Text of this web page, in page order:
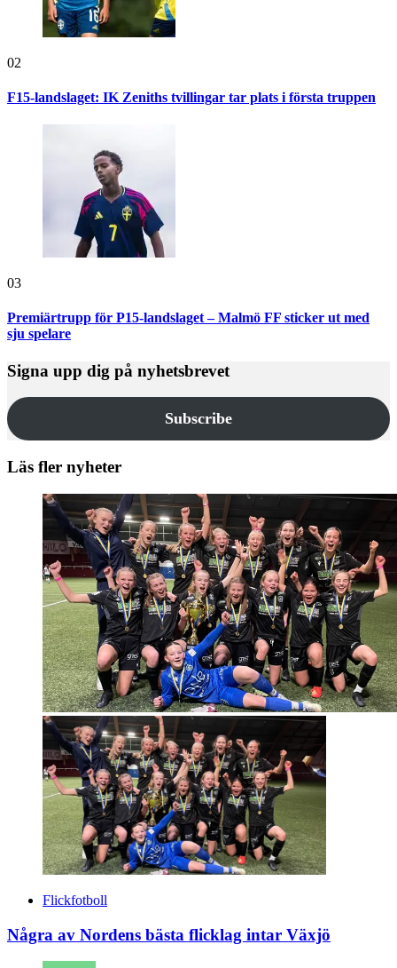
02
F15-landslaget: IK Zeniths tvillingar tar plats i första truppen
03
Premiärtrupp för P15-landslaget – Malmö FF sticker ut med
sju spelare
Signa upp dig på nyhetsbrevet
Subscribe
Läs fler nyheter
Flickfotboll
Några av Nordens bästa flicklag intar Växjö